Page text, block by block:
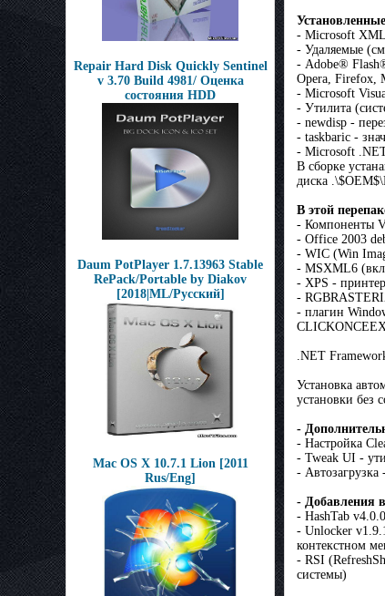
Repair Hard Disk Quickly Sentinel
v 3.70 Build 4981/ Оценка
состояния HDD
Daum PotPlayer 1.7.13963 Stable
RePack/Portable by Diakov
[2018|ML/Русский]
Mac OS X 10.7.1 Lion [2011
Rus/Eng]
- Microsoft XML
- Удаляемые
- Adobe®
Opera, Firefox,
- Microsoft
- Утилита
- newdisp -
- taskbaric -
- Microsoft
В сборке
диска
В этой
- Компоненты
- Office 2003
- WIC (Win
- MSXML6
- XPS -
-
- плагин
.NET
Установка
установки без
-
- Настройка
- Tweak UI -
- Автозагрузка
- Добавления
- HashTab
- Unlocker
контекстном
- RSI
системы)